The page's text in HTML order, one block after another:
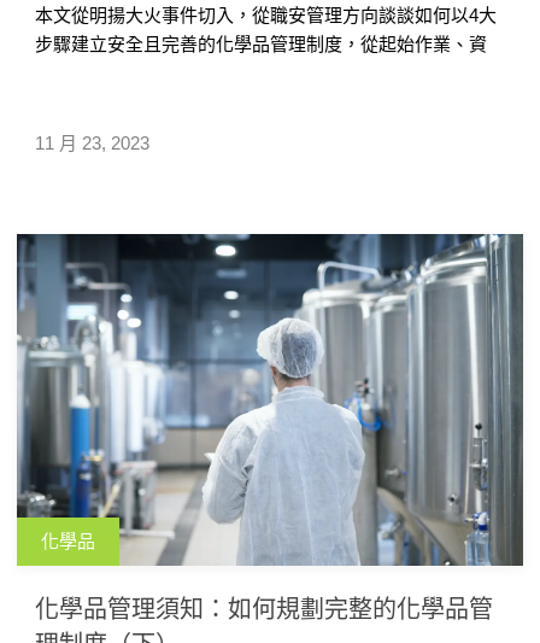
11 月 23, 2023
本文從明揚大火事件切入，從職安管理方向談談如何以4大
步驟建立安全且完善的化學品管理制度，從起始作業、資
企業永續。
化學品
化學品管理須知：如何規劃完整的化學品管